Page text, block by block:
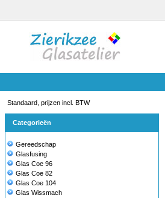
Standaard, prijzen incl. BTW
Categorieën
Gereedschap
Glasfusing
Glas Coe 96
Glas Coe 82
Glas Coe 104
Glas Wissmach